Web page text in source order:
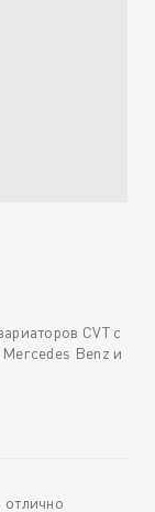
CVT с
Benz и
отлично